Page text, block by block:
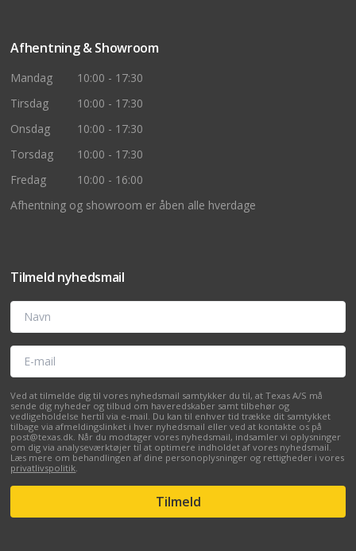
Afhentning & Showroom
Mandag
10:00 - 17:30
Tirsdag
10:00 - 17:30
Onsdag
10:00 - 17:30
Torsdag
10:00 - 17:30
Fredag
10:00 - 16:00
Afhentning og showroom er åben alle hverdage
Tilmeld nyhedsmail
Navn
E-mail
Ved at tilmelde dig til vores nyhedsmail samtykker du til, at Texas A/S må
sende dig nyheder og tilbud om haveredskaber samt tilbehør og
vedligeholdelse hertil via e-mail. Du kan til enhver tid trække dit samtykket
tilbage via afmeldingslinket i hver nyhedsmail eller ved at kontakte os på
post@texas.dk. Når du modtager vores nyhedsmail, indsamler vi oplysninger
om dig via analyseværktøjer til at optimere indholdet af vores nyhedsmail.
Læs mere om behandlingen af dine personoplysninger og rettigheder i vores
privatlivspolitik